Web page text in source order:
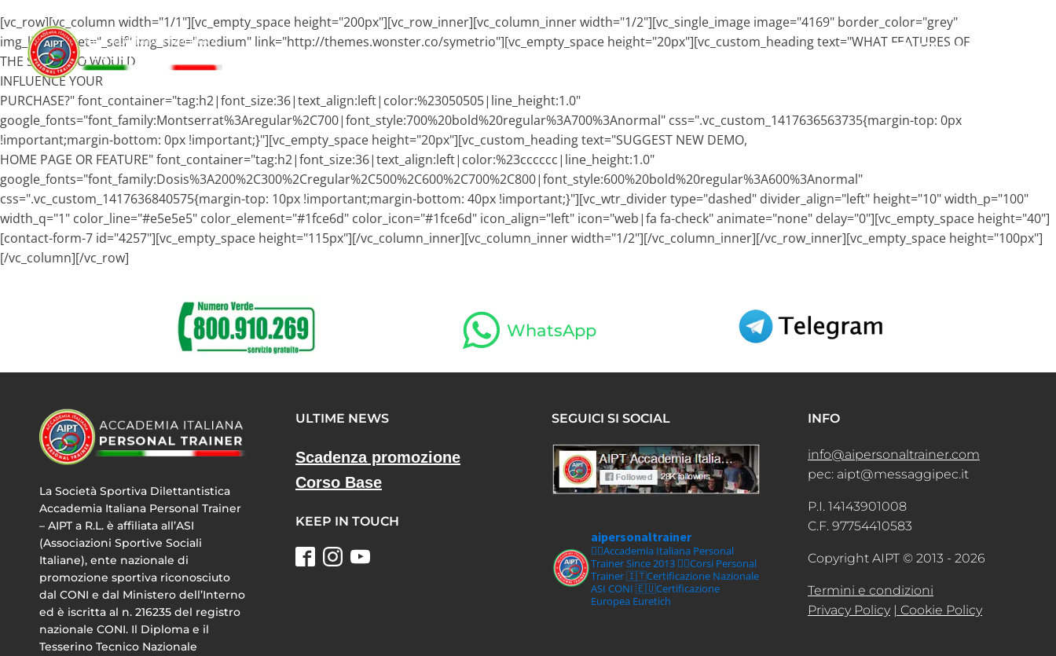
CERTIFICAZIONE ALBO P.T. RECENSIONI NEWS SEDI
[vc_row][vc_column width="1/1"][vc_empty_space height="200px"][vc_row_inner][vc_column_inner width="1/2"][vc_single_image image="4169" border_color="grey"
img_link_target="_self" img_size="medium" link="http://themes.wonster.co/symetrio"][vc_empty_space height="20px"][vc_custom_heading text="WHAT FEATURES OF
THE SYMETRIO WOULD
INFLUENCE YOUR
PURCHASE?" font_container="tag:h2|font_size:36|text_align:left|color:%23050505|line_height:1.0"
google_fonts="font_family:Montserrat%3Aregular%2C700|font_style:700%20bold%20regular%3A700%3Anormal" css=".vc_custom_1417636563735{margin-top: 0px
!important;margin-bottom: 0px !important;}"][vc_empty_space height="20px"][vc_custom_heading text="SUGGEST NEW DEMO,
HOME PAGE OR FEATURE" font_container="tag:h2|font_size:36|text_align:left|color:%23cccccc|line_height:1.0"
google_fonts="font_family:Dosis%3A200%2C300%2Cregular%2C500%2C600%2C700%2C800|font_style:600%20bold%20regular%3A600%3Anormal"
css=".vc_custom_1417636840575{margin-top: 10px !important;margin-bottom: 40px !important;}"][vc_wtr_divider type="dashed" divider_align="left" height="10" width_p="100"
width_q="1" color_line="#e5e5e5" color_element="#1fce6d" color_icon="#1fce6d" icon_align="left" icon="web|fa fa-check" animate="none" delay="0"][vc_empty_space height="40"]
[contact-form-7 id="4257"][vc_empty_space height="115px"][/vc_column_inner][vc_column_inner width="1/2"][/vc_column_inner][/vc_row_inner][vc_empty_space height="100px"]
[/vc_column][/vc_row]
WhatsApp
La Società Sportiva Dilettantistica
Accademia Italiana Personal Trainer
– AIPT a R.L. è affiliata all’ASI
(Associazioni Sportive Sociali
Italiane), ente nazionale di
promozione sportiva riconosciuto
dal CONI e dal Ministero dell’Interno
ed è iscritta al n. 216235 del registro
nazionale CONI. Il Diploma e il
Tesserino Tecnico Nazionale
ULTIME NEWS
Scadenza promozione
Corso Base
KEEP IN TOUCH
SEGUICI SI SOCIAL
aipersonaltrainer
🏋‍♀️Accademia Italiana Personal
Trainer Since 2013 🏋‍♂️Corsi Personal
Trainer🇮🇹Certificazione Nazionale
ASI CONI 🇪🇺Certificazione
Europea Euretich
INFO
info@aipersonaltrainer.com
pec: aipt@messaggipec.it
P.I. 14143901008
C.F. 97754410583
Copyright AIPT © 2013 - 2026
Termini e condizioni
Privacy Policy | Cookie Policy